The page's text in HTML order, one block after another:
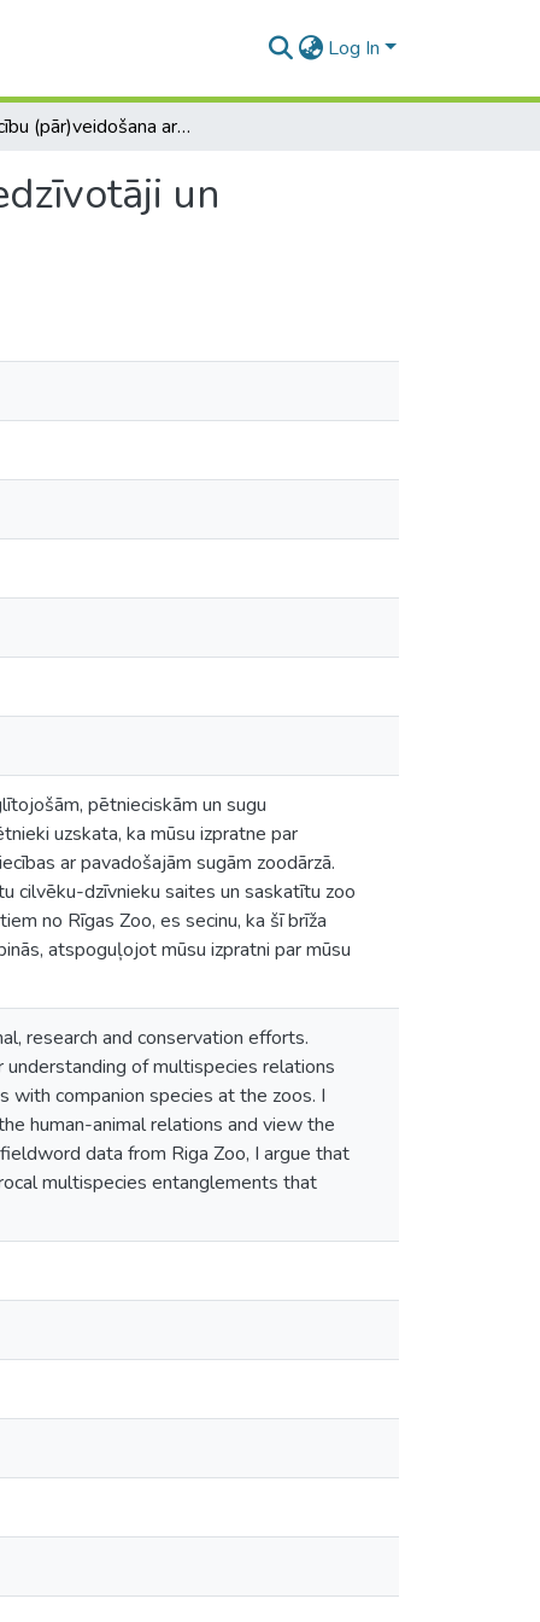
Log In
Attiecību (pār)veidošana ar dabu: Rīgas Zoo viesi, iedzīvotāji un darbinieki
un
pētnieciskām un sugu
uzskata, ka mūsu izpratne par
ar pavadošajām sugām zoodārzā.
cilvēku-dzīvnieku saites un saskatītu zoo
no Rīgas Zoo, es secinu, ka šī brīža
atspoguļojot mūsu izpratni par mūsu
research and conservation efforts.
of multispecies relations
with companion species at the zoos. I
human-animal relations and view the
data from Riga Zoo, I argue that
multispecies entanglements that